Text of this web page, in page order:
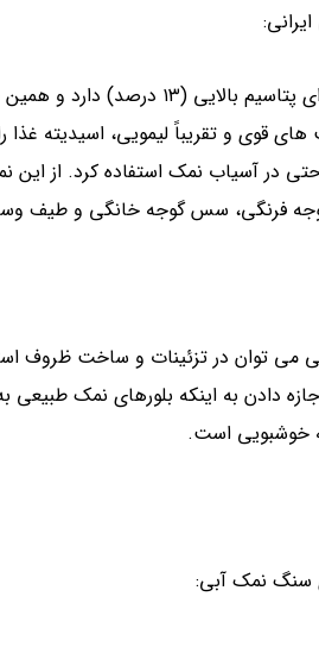
نمک آبی محتوای پتاسیم
های قوی و تقریباً لیمویی، اسیدیته
در آسیاب نمک استفاده کرد. از
فرنگی، سس گوجه خانگی و طیف
توان در تزئینات و ساخت ظروف
دادن به اینکه بلورهای نمک
خوشبویی است.
سنگ نمک آبی: